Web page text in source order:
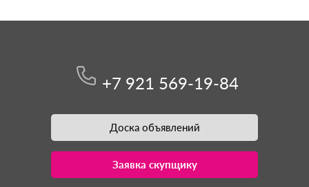
+7 921 569-19-84
Доска объявлений
Заявка скупщику